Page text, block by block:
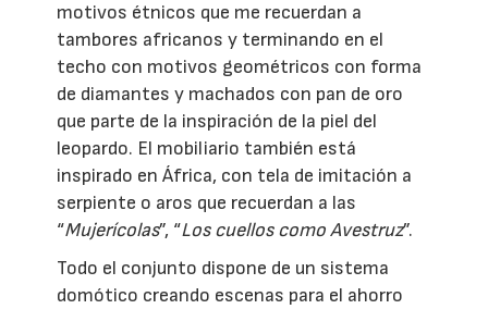
motivos étnicos que me recuerdan a
tambores africanos y terminando en el
techo con motivos geométricos con forma
de diamantes y machados con pan de oro
que parte de la inspiración de la piel del
leopardo. El mobiliario también está
inspirado en África, con tela de imitación a
serpiente o aros que recuerdan a las
“Mujerícolas”, “Los cuellos como Avestruz”.
Todo el conjunto dispone de un sistema
domótico creando escenas para el ahorro